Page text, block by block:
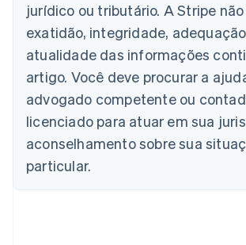
jurídico ou tributário. A Stripe
exatidão, integridade,
atualidade das informações
artigo. Você deve procurar a
advogado competente ou
licenciado para atuar em sua
aconselhamento sobre sua
particular.
Brasil
PortuguêsEnglish
Bulgária
Canadá
EnglishFrançais
China continental
简体中文English
Chipre
English
Croácia
EnglishItaliano